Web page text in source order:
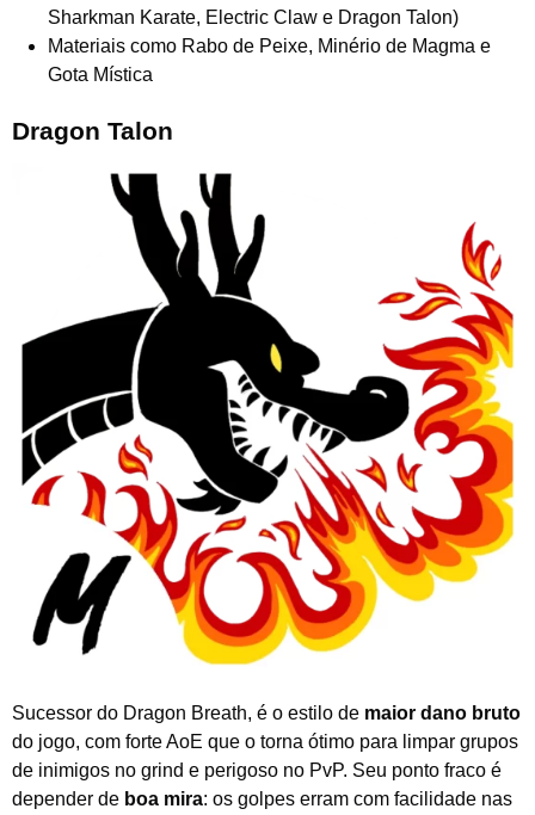
Sharkman Karate, Electric Claw e Dragon Talon)
Materiais como Rabo de Peixe, Minério de Magma e
Gota Mística
Dragon Talon
Sucessor do Dragon Breath, é o estilo de maior dano bruto
do jogo, com forte AoE que o torna ótimo para limpar grupos
de inimigos no grind e perigoso no PvP. Seu ponto fraco é
depender de boa mira: os golpes erram com facilidade nas